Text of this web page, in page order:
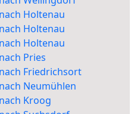
Holtenau
Holtenau
Holtenau
Pries
Friedrichsort
Neumühlen
Kroog